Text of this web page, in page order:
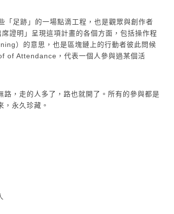
「足跡」的一場點滴工程，也是觀眾與創作者
證明」呈現這項計畫的各個方面，包括操作程
）的意思，也是區塊鏈上的行動者彼此問候
of Attendance，代表一個人參與過某個活
，走的人多了，路也就開了。所有的參與都是
永久珍藏。